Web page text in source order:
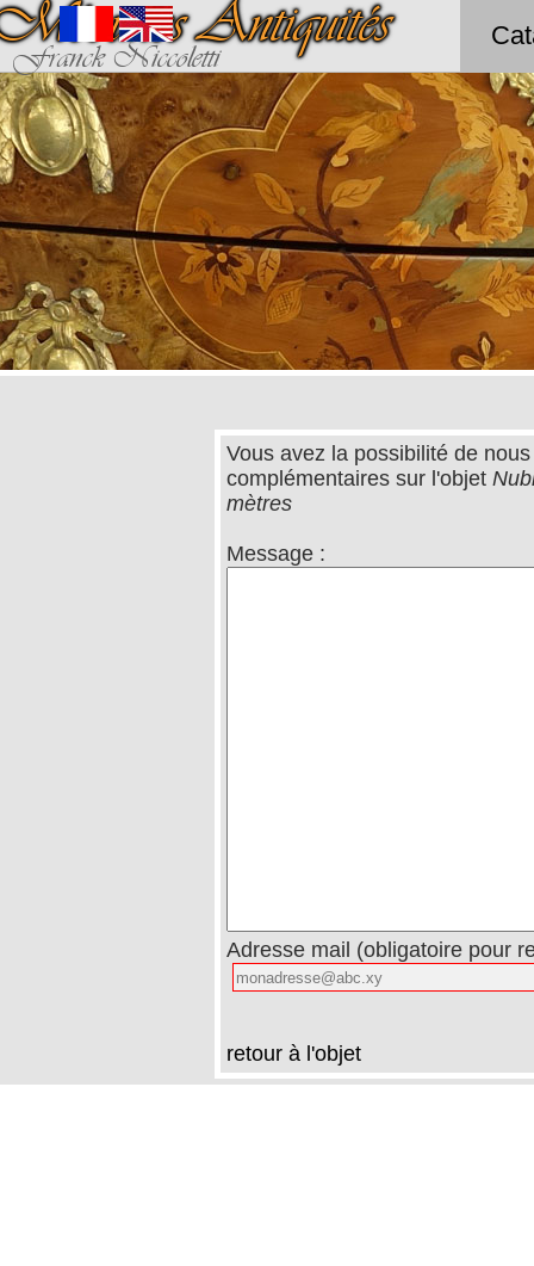
Antiquités
Franck Niccoletti
Vous avez la possibilité de
complémentaires sur l'objet
mètres
Message :
Adresse mail (obligatoire pour
retour à l'objet